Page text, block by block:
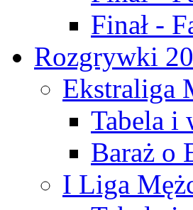
Finał -
Rozgrywki
Ekstraliga
Tabela i
Baraż o
I Liga